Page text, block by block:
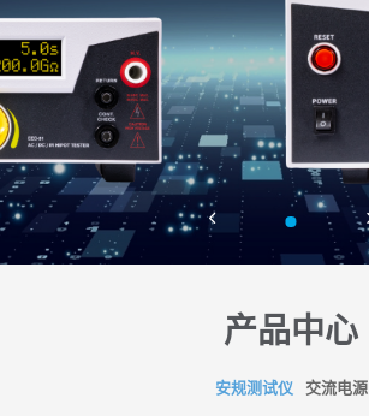
产品中心
安规测试仪 交流电源